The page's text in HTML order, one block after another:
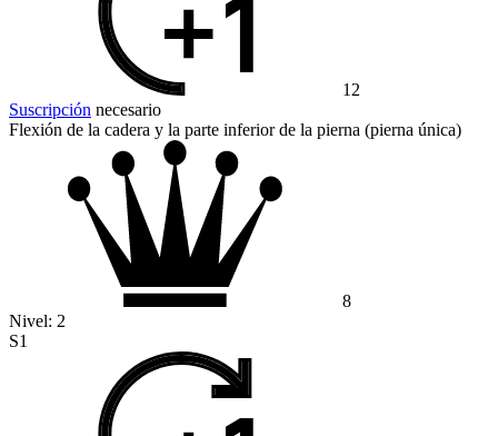
12
Suscripción necesario
Flexión de la cadera y la parte inferior de la pierna (pierna única)
8
Nivel: 2
S1